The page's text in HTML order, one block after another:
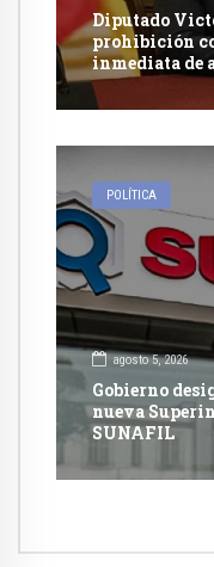
Diputado
prohibición
inmediata de
POLÍTICA
agosto 5, 2026
Gobierno
nueva
SUNAFIL